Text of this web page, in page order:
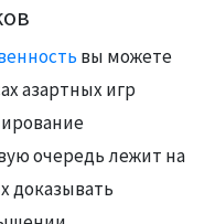
вы можете
азартных игр
очередь лежит на
доказывать